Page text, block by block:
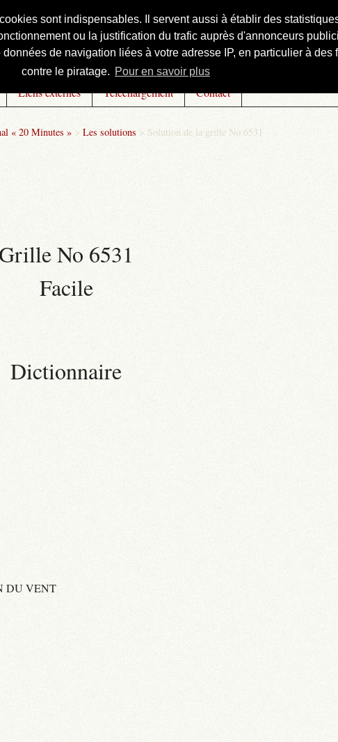
sont indispensables. Il servent aussi à établir des
ou la justification du trafic auprès d'annonceurs
de navigation liées à votre adresse IP, en particulier à
contre le piratage. Pour en savoir plus
Liens externes Téléchargement Contact
« 20 Minutes » > Les solutions > Solution de la grille No 6531
Grille No 6531
Facile
Dictionnaire
DU VENT